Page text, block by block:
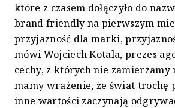
które z czasem dołączyło do
brand friendly na pierwszym
przyjazność dla marki,
mówi Wojciech Kotala, prezes
cechy, z których nie zamierzamy
mamy wrażenie, że świat trochę
inne wartości zaczynają